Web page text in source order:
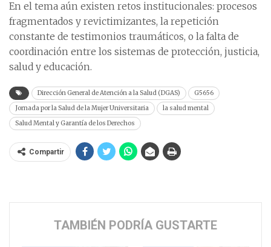
En el tema aún existen retos institucionales: procesos
fragmentados y revictimizantes, la repetición
constante de testimonios traumáticos, o la falta de
coordinación entre los sistemas de protección, justicia,
salud y educación.
Dirección General de Atención a la Salud (DGAS)
G5656
Jornada por la Salud de la Mujer Universitaria
la salud mental
Salud Mental y Garantía de los Derechos
Compartir
TAMBIÉN PODRÍA GUSTARTE